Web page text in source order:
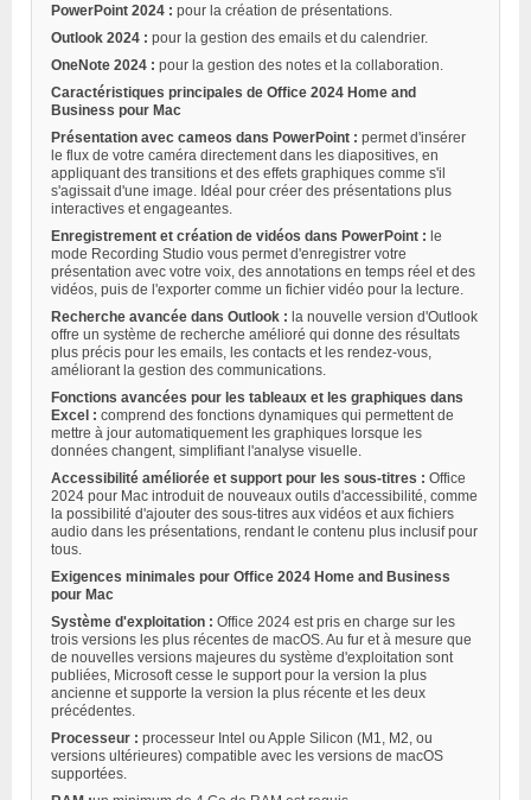
PowerPoint 2024 : pour la création de présentations.
Outlook 2024 : pour la gestion des emails et du calendrier.
OneNote 2024 : pour la gestion des notes et la collaboration.
Caractéristiques principales de Office 2024 Home and
Business pour Mac
Présentation avec cameos dans PowerPoint : permet d'insérer
le flux de votre caméra directement dans les diapositives, en
appliquant des transitions et des effets graphiques comme s'il
s'agissait d'une image. Idéal pour créer des présentations plus
interactives et engageantes.
Enregistrement et création de vidéos dans PowerPoint : le
mode Recording Studio vous permet d'enregistrer votre
présentation avec votre voix, des annotations en temps réel et des
vidéos, puis de l'exporter comme un fichier vidéo pour la lecture.
Recherche avancée dans Outlook : la nouvelle version d'Outlook
offre un système de recherche amélioré qui donne des résultats
plus précis pour les emails, les contacts et les rendez-vous,
améliorant la gestion des communications.
Fonctions avancées pour les tableaux et les graphiques dans
Excel : comprend des fonctions dynamiques qui permettent de
mettre à jour automatiquement les graphiques lorsque les
données changent, simplifiant l'analyse visuelle.
Accessibilité améliorée et support pour les sous-titres : Office
2024 pour Mac introduit de nouveaux outils d'accessibilité, comme
la possibilité d'ajouter des sous-titres aux vidéos et aux fichiers
audio dans les présentations, rendant le contenu plus inclusif pour
tous.
Exigences minimales pour Office 2024 Home and Business
pour Mac
Système d'exploitation : Office 2024 est pris en charge sur les
trois versions les plus récentes de macOS. Au fur et à mesure que
de nouvelles versions majeures du système d'exploitation sont
publiées, Microsoft cesse le support pour la version la plus
ancienne et supporte la version la plus récente et les deux
précédentes.
Processeur : processeur Intel ou Apple Silicon (M1, M2, ou
versions ultérieures) compatible avec les versions de macOS
supportées.